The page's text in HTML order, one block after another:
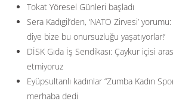
Tokat Yöresel Günleri başladı
Sera Kadıgil’den, ‘NATO Zirvesi’
diye bize bu onursuzluğu yaşatıyorlar!’
DİSK Gıda İş Sendikası: Çaykur içisi
etmiyoruz
Eyüpsultanlı kadınlar “Zumba Kadın
merhaba dedi